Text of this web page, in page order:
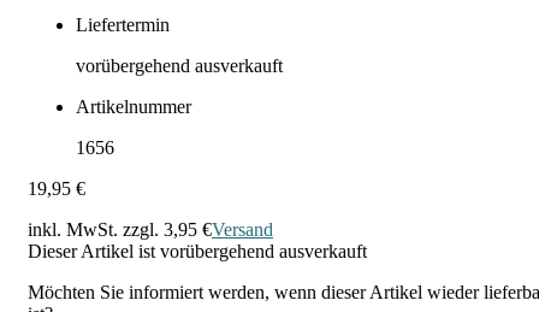
Liefertermin
vorübergehend ausverkauft
Artikelnummer
1656
19,95 €
inkl. MwSt. zzgl. 3,95 €Versand
Dieser Artikel ist vorübergehend ausverkauft
Möchten Sie informiert werden, wenn dieser Artikel wieder